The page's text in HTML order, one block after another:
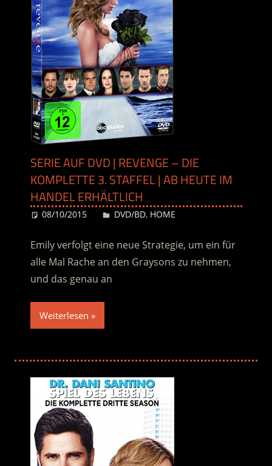
SERIE AUF DVD | REVENGE – DIE
KOMPLETTE 3. STAFFEL | AB HEUTE IM
HANDEL ERHÄLTLICH
08/10/2015 Desiree
DVD/BD, HOME
Emily verfolgt eine neue Strategie, um ein für
alle Mal Rache an den Graysons zu nehmen,
und das genau an
Weiterlesen